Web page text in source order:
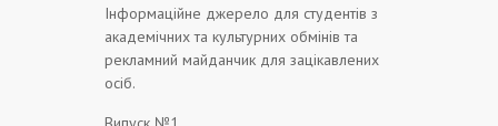
Інформаційне джерело для студентів з
академічних та культурних обмінів та
рекламний майданчик для зацікавлених
осіб.